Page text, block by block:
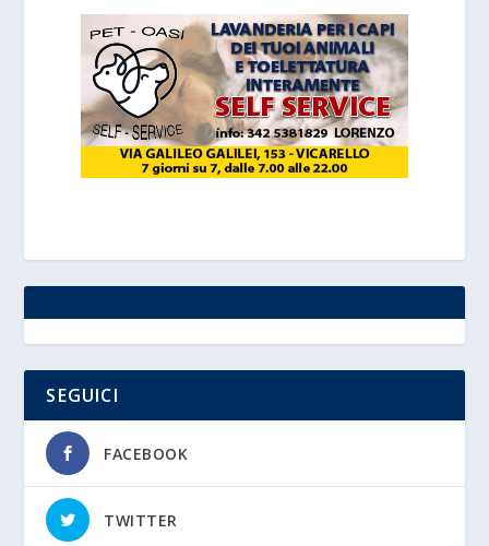
SEGUICI
FACEBOOK
TWITTER